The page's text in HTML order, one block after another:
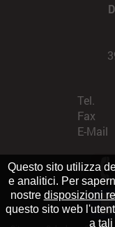
Tel.
Fax
E-Mail
Questo sito utilizza
e analitici. Per
nostre disposizioni
questo sito web
a